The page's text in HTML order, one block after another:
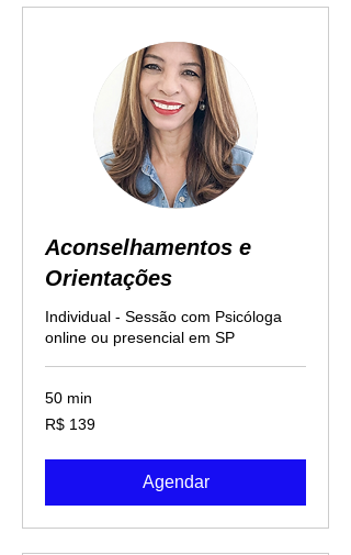
Aconselhamentos e
Orientações
Individual - Sessão com Psicóloga
online ou presencial em SP
50 min
139
Reais
R$ 139
Agendar